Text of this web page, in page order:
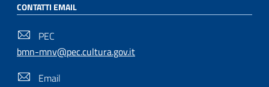
CONTATTI EMAIL
PEC
bmn-mnv@pec.cultura.gov.it
Email